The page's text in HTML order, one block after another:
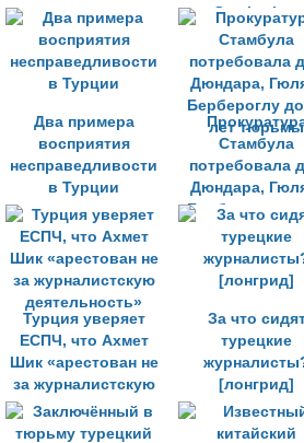
статью о
прокуроре
Cumhuriyet
Два примера
восприятия
несправедливости
в Турции
Стамбула
потребовала
Дюндара,
Бербероглу
лет тюрьмы
Турция уверяет
ЕСПЧ, что Ахмет
Шик «арестован не
за журналистскую
деятельность»
За что
турецкие
[лонгрид]